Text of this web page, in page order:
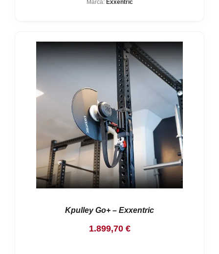
Marca: Exxentric
Kpulley Go+ – Exxentric
1.899,70 €